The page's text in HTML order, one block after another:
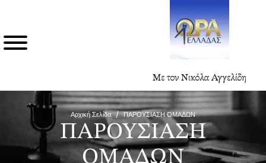
Με τον Νικόλα Αγγελίδη
Αρχική Σελίδα / ΠΑΡΟΥΣΙΑΣΗ ΟΜΑΔΩΝ
ΠΑΡΟΥΣΙΑΣΗ
ΟΜΑΔΩΝ